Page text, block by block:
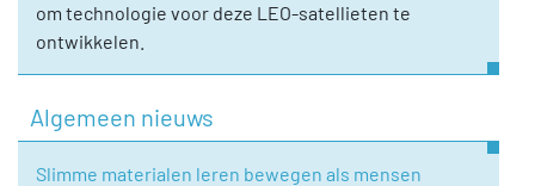
om technologie voor deze LEO-satellieten te
ontwikkelen.
Algemeen nieuws
Slimme materialen leren bewegen als mensen